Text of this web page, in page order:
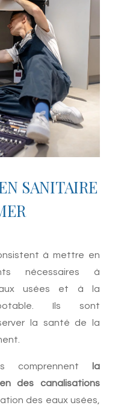
SANITAIRE
à mettre en
nécessaires à
usées et à la
Ils sont
la santé de la
comprennent
la
des canalisations
des eaux usées,